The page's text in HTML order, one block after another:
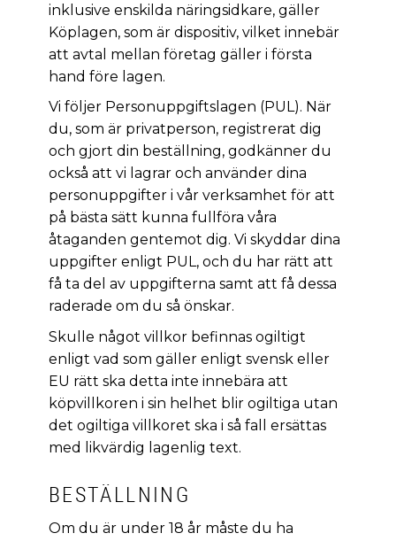
inklusive enskilda näringsidkare, gäller
Köplagen, som är dispositiv, vilket innebär
att avtal mellan företag gäller i första
hand före lagen.
Vi följer Personuppgiftslagen (PUL). När
du, som är privatperson, registrerat dig
och gjort din beställning, godkänner du
också att vi lagrar och använder dina
personuppgifter i vår verksamhet för att
på bästa sätt kunna fullföra våra
åtaganden gentemot dig. Vi skyddar dina
uppgifter enligt PUL, och du har rätt att
få ta del av uppgifterna samt att få dessa
raderade om du så önskar.
Skulle något villkor befinnas ogiltigt
enligt vad som gäller enligt svensk eller
EU rätt ska detta inte innebära att
köpvillkoren i sin helhet blir ogiltiga utan
det ogiltiga villkoret ska i så fall ersättas
med likvärdig lagenlig text.
BESTÄLLNING
Om du är under 18 år måste du ha